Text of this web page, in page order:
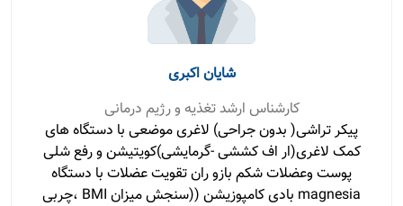
شایان اکبری
کارشناس ارشد تغذیه و رژیم درمانی
پیکر تراشی( بدون جراحی) لاغری موضعی با دستگاه های
کمک لاغری(ار اف کششی -گرمایشی)کویتیشن و رفع شلی
پوست وعضلات شکم بازو ران تقویت عضلات با دستگاه
magnesia بادی کامپوزیشن ((سنجش میزان BMI ،چربی